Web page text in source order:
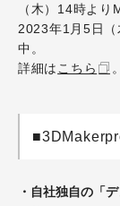
（木）14時よ
2023年1月5日
中。
詳細は こちら 。
・自社独自の「